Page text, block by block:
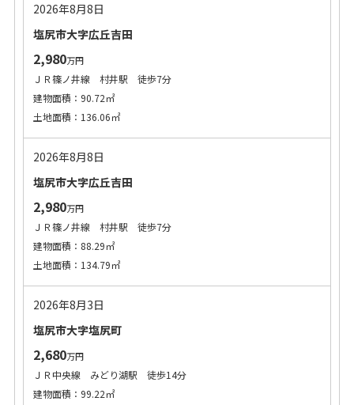
2026年8月8日
塩尻市大字広丘吉田
2,980万円
ＪＲ篠ノ井線 村井駅 徒歩7分
建物面積：90.72㎡
土地面積：136.06㎡
2026年8月8日
塩尻市大字広丘吉田
2,980万円
ＪＲ篠ノ井線 村井駅 徒歩7分
建物面積：88.29㎡
土地面積：134.79㎡
2026年8月3日
塩尻市大字塩尻町
2,680万円
ＪＲ中央線 みどり湖駅 徒歩14分
建物面積：99.22㎡